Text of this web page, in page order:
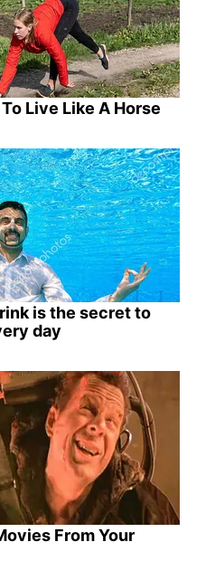
Live Like A Horse
is the secret to
day
From Your